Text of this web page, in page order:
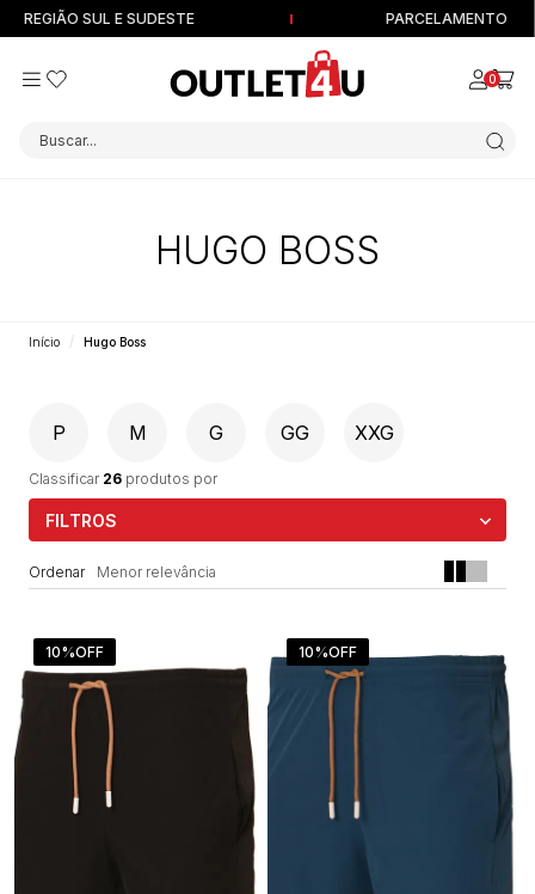
SUL E SUDESTE PARCELAMENTO EM
0
Buscar...
HUGO BOSS
Início Hugo Boss
P M G GG XXG
FILTROS
Classificar 26 produtos por
Menor relevância
10%OFF 10%OFF